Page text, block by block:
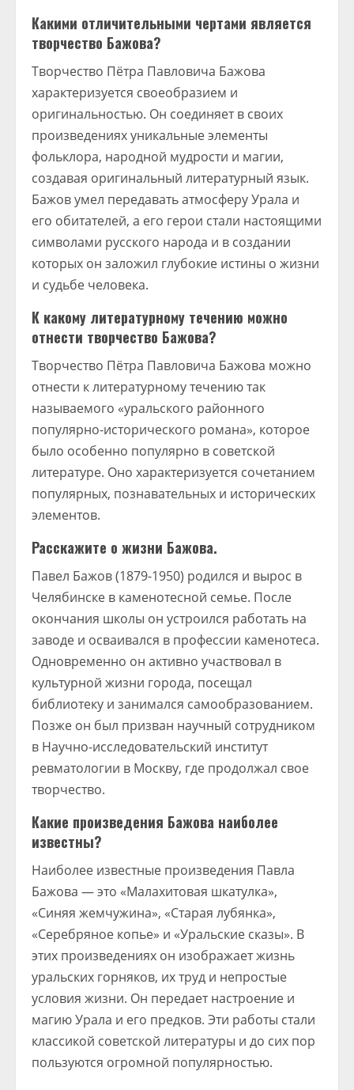
Какими отличительными чертами является
творчество Бажова?
Творчество Пётра Павловича Бажова
характеризуется своеобразием и
оригинальностью. Он соединяет в своих
произведениях уникальные элементы
фольклора, народной мудрости и магии,
создавая оригинальный литературный язык.
Бажов умел передавать атмосферу Урала и
его обитателей, а его герои стали настоящими
символами русского народа и в создании
которых он заложил глубокие истины о жизни
и судьбе человека.
К какому литературному течению можно
отнести творчество Бажова?
Творчество Пётра Павловича Бажова можно
отнести к литературному течению так
называемого «уральского районного
популярно-исторического романа», которое
было особенно популярно в советской
литературе. Оно характеризуется сочетанием
популярных, познавательных и исторических
элементов.
Расскажите о жизни Бажова.
Павел Бажов (1879-1950) родился и вырос в
Челябинске в каменотесной семье. После
окончания школы он устроился работать на
заводе и осваивался в профессии каменотеса.
Одновременно он активно участвовал в
культурной жизни города, посещал
библиотеку и занимался самообразованием.
Позже он был призван научный сотрудником
в Научно-исследовательский институт
ревматологии в Москву, где продолжал свое
творчество.
Какие произведения Бажова наиболее
известны?
Наиболее известные произведения Павла
Бажова — это «Малахитовая шкатулка»,
«Синяя жемчужина», «Старая лубянка»,
«Серебряное копье» и «Уральские сказы». В
этих произведениях он изображает жизнь
уральских горняков, их труд и непростые
условия жизни. Он передает настроение и
магию Урала и его предков. Эти работы стали
классикой советской литературы и до сих пор
пользуются огромной популярностью.